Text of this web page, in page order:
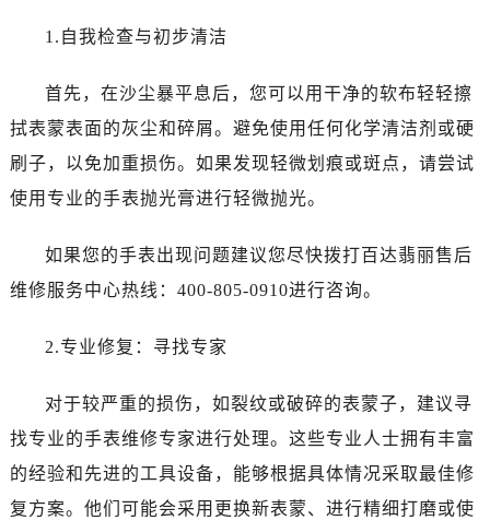
1.自我检查与初步清洁
首先，在沙尘暴平息后，您可以用干净的软布轻轻擦
拭表蒙表面的灰尘和碎屑。避免使用任何化学清洁剂或硬
刷子，以免加重损伤。如果发现轻微划痕或斑点，请尝试
使用专业的手表抛光膏进行轻微抛光。
如果您的手表出现问题建议您尽快拨打百达翡丽售后
维修服务中心热线：400-805-0910进行咨询。
2.专业修复：寻找专家
对于较严重的损伤，如裂纹或破碎的表蒙子，建议寻
找专业的手表维修专家进行处理。这些专业人士拥有丰富
的经验和先进的工具设备，能够根据具体情况采取最佳修
复方案。他们可能会采用更换新表蒙、进行精细打磨或使